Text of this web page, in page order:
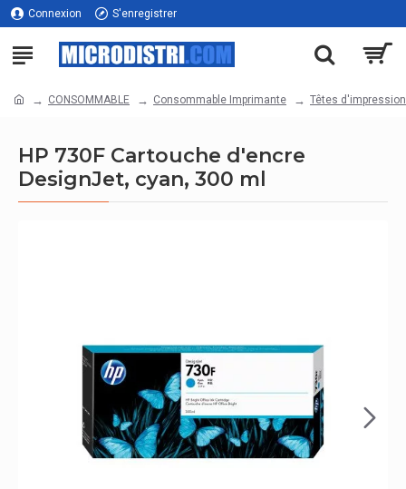
Connexion S'enregistrer
CONSOMMABLE Consommable Imprimante Têtes d'impression
HP 730F Cartouche d'encre
DesignJet, cyan, 300 ml